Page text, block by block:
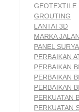
GEOTEXTILE
GROUTING
LANTAI 3D
MARKA JALAN
PANEL SURYA
PERBAIKAN
PERBAIKAN
PERBAIKAN
PERBAIKAN
PERKUATAN
PERKUATAN